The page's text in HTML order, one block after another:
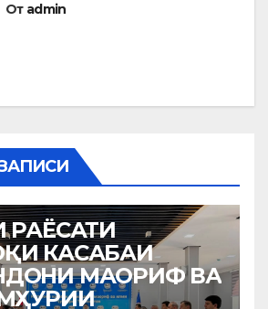
От admin
РАЁСАТИ
КАСАБАИ
МАОРИФ ВА